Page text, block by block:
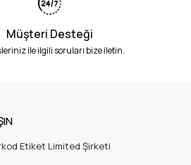
Müşteri Desteği
ile ilgili soruları bize iletin.
Etiket Limited Şirketi